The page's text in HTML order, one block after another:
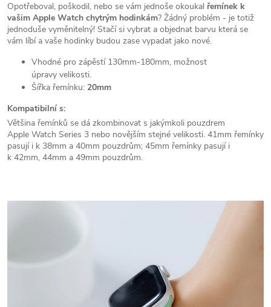
Opotřeboval, poškodil, nebo se vám jednoše okoukal řemínek k
vašim Apple Watch chytrým hodinkám? Žádný problém - je totiž
jednoduše vyměnitelný! Stačí si vybrat a objednat barvu která se
vám líbí a vaše hodinky budou zase vypadat jako nové.
Vhodné pro zápěstí 130mm-180mm, možnost
úpravy velikosti.
Šířka řemínku: 20mm
Kompatibilní s:
Většina řemínků se dá zkombinovat s jakýmkoli pouzdrem
Apple Watch Series 3 nebo novějším stejné velikosti. 41mm řemínky
pasují i k 38mm a 40mm pouzdrům; 45mm řemínky pasují i
k 42mm, 44mm a 49mm pouzdrům.